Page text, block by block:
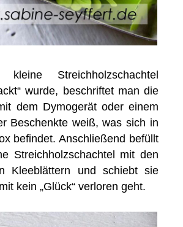
Streichholzschachtel
wurde, beschriftet man die
dem Dymogerät oder einem
Beschenkte weiß, was sich in
befindet. Anschließend befüllt
Streichholzschachtel mit den
Kleeblättern und schiebt sie
kein „Glück“ verloren geht.